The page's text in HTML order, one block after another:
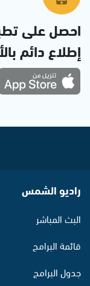
احصل على
إطلاع دائم
راديو الشمس
البث المباشر
قائمة البرامج
جدول البرامج